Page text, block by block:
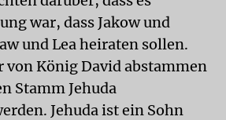
war, dass Jakow und
und Lea heiraten sollen.
von König David abstammen
Stamm Jehuda
Jehuda ist ein Sohn